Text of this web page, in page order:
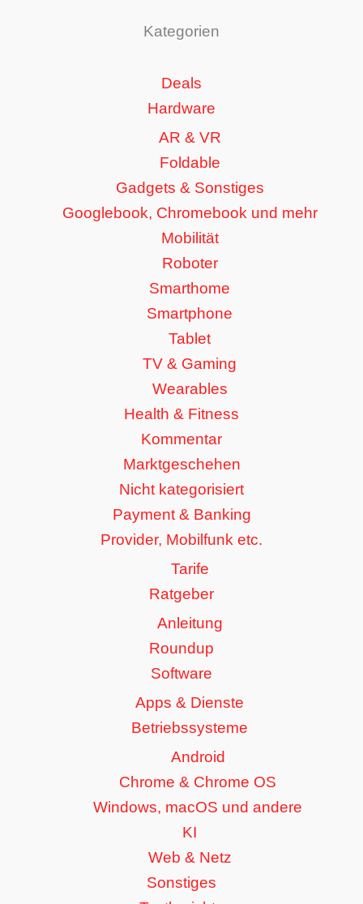
Kategorien
Deals
Hardware
AR & VR
Foldable
Gadgets & Sonstiges
Googlebook, Chromebook und mehr
Mobilität
Roboter
Smarthome
Smartphone
Tablet
TV & Gaming
Wearables
Health & Fitness
Kommentar
Marktgeschehen
Nicht kategorisiert
Payment & Banking
Provider, Mobilfunk etc.
Tarife
Ratgeber
Anleitung
Roundup
Software
Apps & Dienste
Betriebssysteme
Android
Chrome & Chrome OS
Windows, macOS und andere
KI
Web & Netz
Sonstiges